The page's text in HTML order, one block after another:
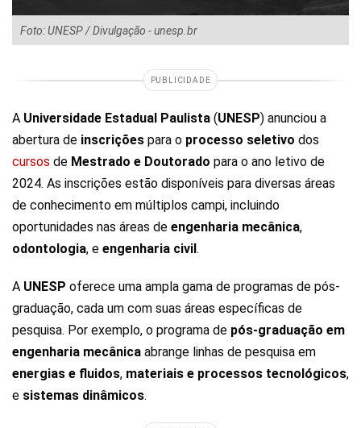
Foto: UNESP / Divulgação - unesp.br
PUBLICIDADE
A Universidade Estadual Paulista (UNESP) anunciou a
abertura de inscrições para o processo seletivo dos
cursos de Mestrado e Doutorado para o ano letivo de
2024. As inscrições estão disponíveis para diversas áreas
de conhecimento em múltiplos campi, incluindo
oportunidades nas áreas de engenharia mecânica,
odontologia, e engenharia civil .
A UNESP oferece uma ampla gama de programas de pós-
graduação, cada um com suas áreas específicas de
pesquisa. Por exemplo, o programa de pós-graduação em
engenharia mecânica abrange linhas de pesquisa em
energias e fluidos, materiais e processos tecnológicos,
e sistemas dinâmicos.